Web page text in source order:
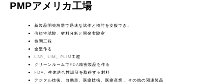
PMPアメリカ工場
新製品開発段階で迅速な試作と検討を支援でき。
信頼性試験、材料分析と開発実験室
色調工程
金型作る
LSR、LIM、PLIM工程
クリーンルームでFDA精密製品を作る
FDA、生体適合性認証を取得する材料
デジタル技術、自動車、医療技術、医療産業… その他の関連製品